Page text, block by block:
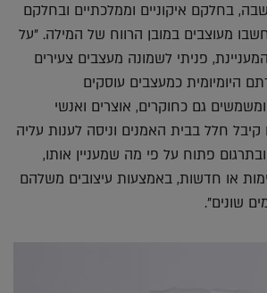
בחלקם איקוניים וממלכתיים ובחלקם
מעוצבים במובן הרווח של המילה. "על
פניתי לשמונה מעצבים צעירים
היומיומית כמעצבים עוסקים
גם כחוקרים, אוצרים ואנשי
חלל בבית האמנים וניסה לענות עליה
פתוח על פי מה שמעניין אותו,
או חדשות, באמצעות עיצובים משלהם
שונים".